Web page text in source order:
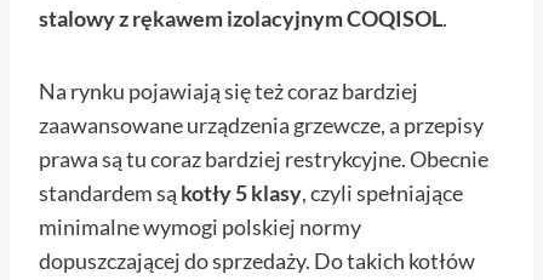
stalowy z rękawem izolacyjnym COQISOL.
Na rynku pojawiają się też coraz bardziej
zaawansowane urządzenia grzewcze, a przepisy
prawa są tu coraz bardziej restrykcyjne. Obecnie
standardem są kotły 5 klasy, czyli spełniające
minimalne wymogi polskiej normy
dopuszczającej do sprzedaży. Do takich kotłów